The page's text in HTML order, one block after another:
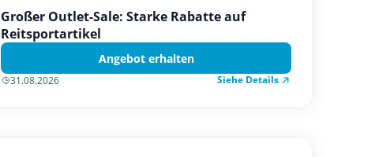
Großer Outlet-Sale: Starke Rabatte auf
Reitsportartikel
Angebot erhalten
31.08.2026 Siehe Details